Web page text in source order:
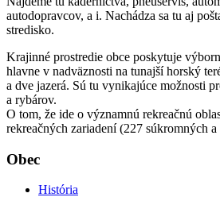
autodopravcov, a i. Nachádza sa tu aj
stredisko.
Krajinné prostredie obce poskytuje
hlavne v nadväznosti na tunajší horský
a dve jazerá. Sú tu vynikajúce možnosti
a rybárov.
O tom, že ide o významnú rekreačnú
rekreačných zariadení (227 súkromných
Obec
História